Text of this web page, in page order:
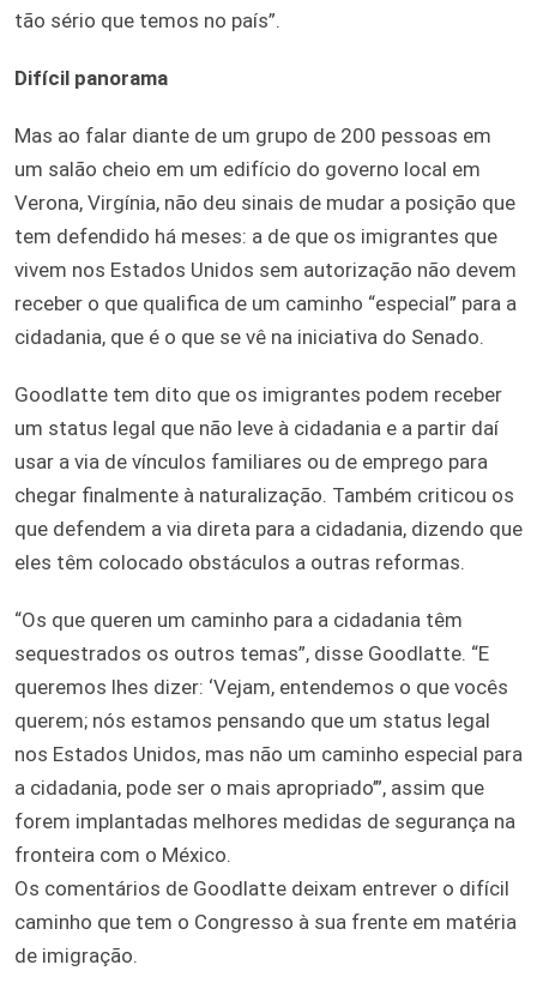
tão sério que temos no país”.
Difícil panorama
Mas ao falar diante de um grupo de 200 pessoas em
um salão cheio em um edifício do governo local em
Verona, Virgínia, não deu sinais de mudar a posição que
tem defendido há meses: a de que os imigrantes que
vivem nos Estados Unidos sem autorização não devem
receber o que qualifica de um caminho “especial” para a
cidadania, que é o que se vê na iniciativa do Senado.
Goodlatte tem dito que os imigrantes podem receber
um status legal que não leve à cidadania e a partir daí
usar a via de vínculos familiares ou de emprego para
chegar finalmente à naturalização. Também criticou os
que defendem a via direta para a cidadania, dizendo que
eles têm colocado obstáculos a outras reformas.
“Os que queren um caminho para a cidadania têm
sequestrados os outros temas”, disse Goodlatte. “E
queremos lhes dizer: ‘Vejam, entendemos o que vocês
querem; nós estamos pensando que um status legal
nos Estados Unidos, mas não um caminho especial para
a cidadania, pode ser o mais apropriado’”, assim que
forem implantadas melhores medidas de segurança na
fronteira com o México.
Os comentários de Goodlatte deixam entrever o difícil
caminho que tem o Congresso à sua frente em matéria
de imigração.